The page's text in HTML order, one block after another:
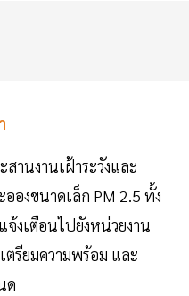
านงานเฝ้าระวังและ
งขนาดเล็ก PM 2.5 ทั้ง
งเตือนไปยังหน่วยงาน
รียมความพร้อม และ
ด